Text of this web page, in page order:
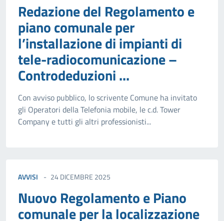
Redazione del Regolamento e
piano comunale per
l’installazione di impianti di
tele-radiocomunicazione –
Controdeduzioni ...
Con avviso pubblico, lo scrivente Comune ha invitato
gli Operatori della Telefonia mobile, le c.d. Tower
Company e tutti gli altri professionisti...
AVVISI 24 DICEMBRE 2025
Nuovo Regolamento e Piano
comunale per la localizzazione